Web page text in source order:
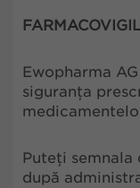
Ewopharma
siguranța
Puteți semnala
după